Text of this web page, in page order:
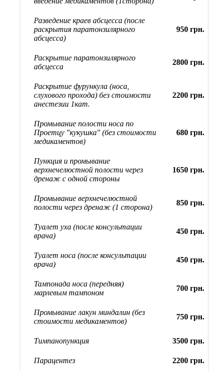
Разведение краев абсцесса (после
раскрытия паратонзилярного
абсцесса)
950 грн.
Раскрытие паратонзилярного
абсцесса
2800 грн.
Раскрытие фурункула (носа,
слухового прохода) без стоимости
анестезии 1кат.
2200 грн.
Промывание полости носа по
Проетцу "кукушка" (без стоимости
медикаментов)
680 грн.
Пункция и промывание
верхнечелюстной полости через
дренаж с одной стороны
1650 грн.
Промывание верхнечелюстной
полости через дренаж (1 сторона)
850 грн.
Туалет уха (после консультации
врача)
450 грн.
Туалет носа (после консультации
врача)
450 грн.
Тампонада носа (передняя)
марлевым тампоном
700 грн.
Промывание лакун миндалин (без
стоимости медикаментов)
750 грн.
Тимпанопункция 3500 грн.
Парацентез 2200 грн.